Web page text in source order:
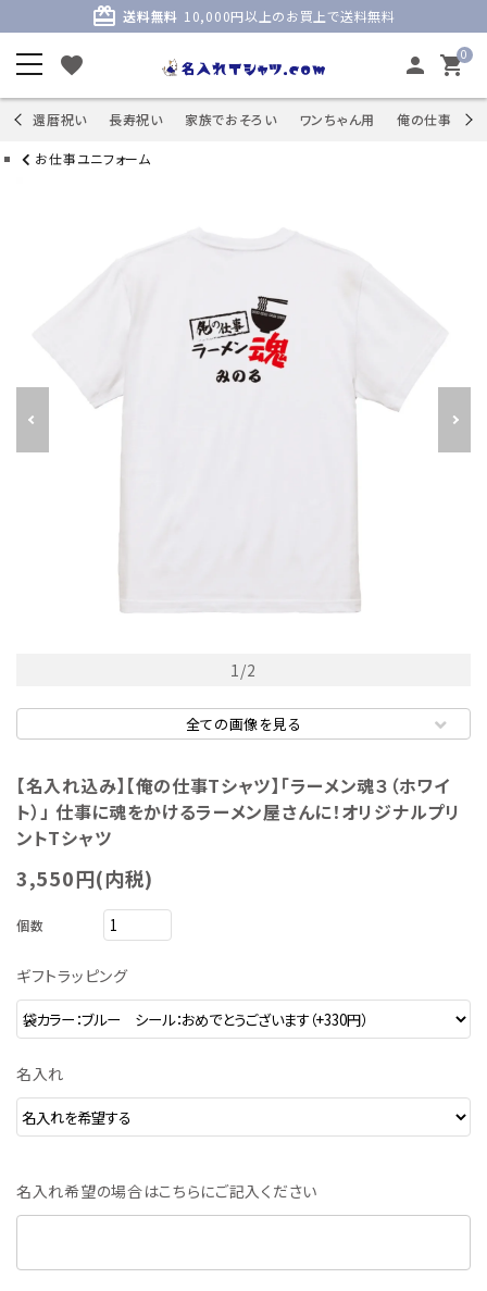
card_giftcard 送料無料 10,000円以上のお買上で送料無料
favorite person 0
shopping_cart
還暦祝い 長寿祝い 家族でおそろい ワンちゃん用 俺の仕事
お仕事ユニフォーム
1/2
全ての画像を見る
【名入れ込み】【俺の仕事Tシャツ】「ラーメン魂３（ホワイ
ト）」 仕事に魂をかけるラーメン屋さんに！オリジナルプリ
ントTシャツ
3,550円(内税)
個数
ギフトラッピング
名入れ
名入れ希望の場合はこちらにご記入ください